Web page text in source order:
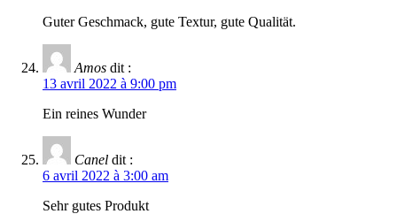
Guter Geschmack, gute Textur, gute Qualität.
Amos dit :
13 avril 2022 à 9:00 pm
Ein reines Wunder
Canel dit :
6 avril 2022 à 3:00 am
Sehr gutes Produkt